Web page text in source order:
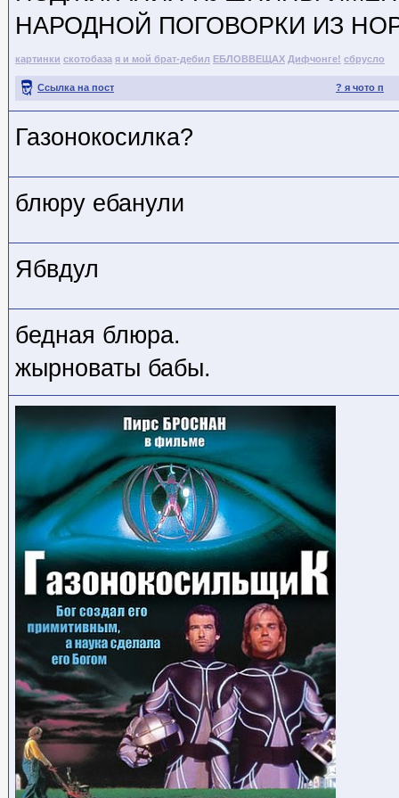
НАРОДНОЙ ПОГОВОРКИ ИЗ
картинки скотобаза я и мой брат-дебил ЕБЛОВВЕЩАХ Дифчонге! сбрусло
? я чото п
Ссылка на пост
Газонокосилка?
блюру ебанули
Ябвдул
бедная блюра.
жырноваты бабы.